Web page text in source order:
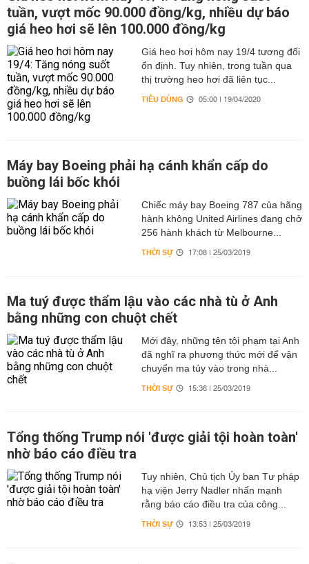
tuần, vượt mốc 90.000 đồng/kg, nhiều dự báo
giá heo hơi sẽ lên 100.000 đồng/kg
Giá heo hơi hôm nay 19/4 tương đối
ổn định. Tuy nhiên, trong tuần qua
thị trường heo hơi đã liên tục...
TIÊU DÙNG 05:00 | 19/04/2020
Máy bay Boeing phải hạ cánh khẩn cấp do
buồng lái bốc khói
Chiếc máy bay Boeing 787 của hãng
hành không United Airlines đang chở
256 hành khách từ Melbourne...
THỜI SỰ 17:08 | 25/03/2019
Ma tuý được thẩm lậu vào các nhà tù ở Anh
bằng những con chuột chết
Mới đây, những tên tội phạm tại Anh
đã nghĩ ra phương thức mới để vận
chuyển ma túy vào trong nhà...
THỜI SỰ 15:36 | 25/03/2019
Tổng thống Trump nói 'được giải tội hoàn toàn'
nhờ báo cáo điều tra
Tuy nhiên, Chủ tịch Ủy ban Tư pháp
hạ viện Jerry Nadler nhấn mạnh
rằng báo cáo điều tra của công...
THỜI SỰ 13:53 | 25/03/2019